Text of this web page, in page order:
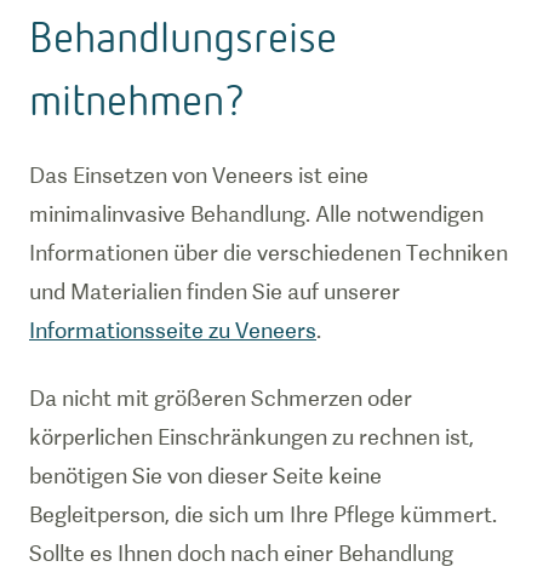
Behandlungsreise
mitnehmen?
Das Einsetzen von Veneers ist eine
minimalinvasive Behandlung. Alle notwendigen
Informationen über die verschiedenen Techniken
und Materialien finden Sie auf unserer
Informationsseite zu Veneers.
Da nicht mit größeren Schmerzen oder
körperlichen Einschränkungen zu rechnen ist,
benötigen Sie von dieser Seite keine
Begleitperson, die sich um Ihre Pflege kümmert.
Sollte es Ihnen doch nach einer Behandlung